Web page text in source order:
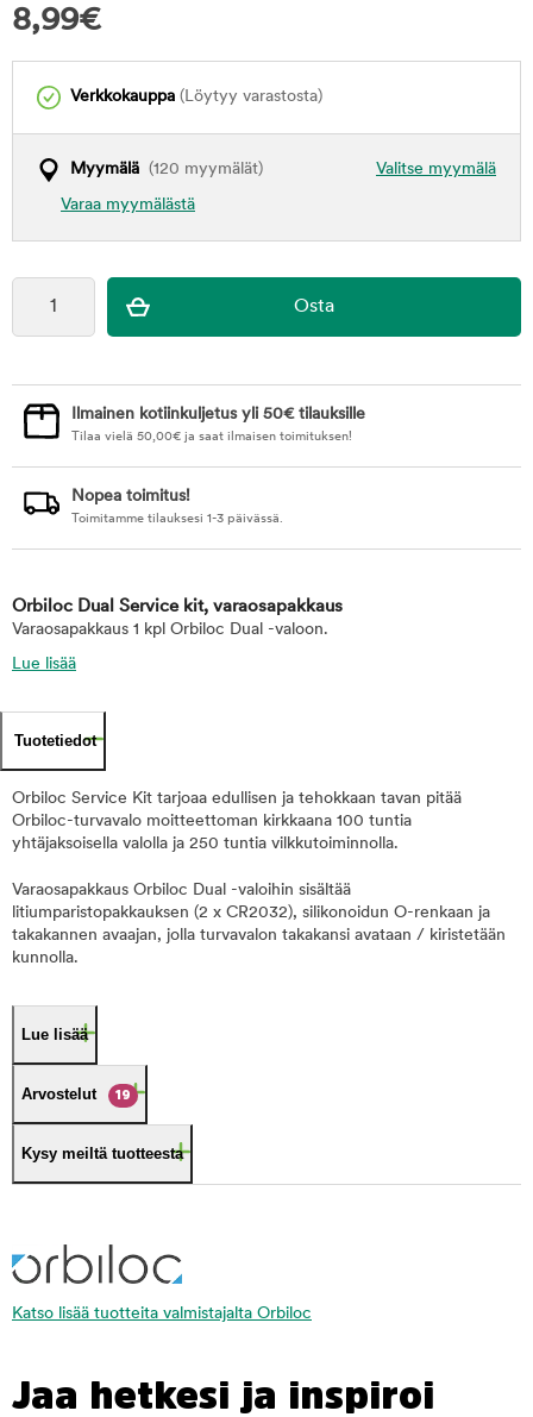
8,99€
Verkkokauppa (Löytyy varastosta)
Valitse myymälä
Myymälä (120 myymälät)
Varaa myymälästä
Ilmainen kotiinkuljetus yli 50€ tilauksille
Tilaa vielä 50,00€ ja saat ilmaisen toimituksen!
Nopea toimitus!
Toimitamme tilauksesi 1-3 päivässä.
Orbiloc Dual Service kit, varaosapakkaus
Varaosapakkaus 1 kpl Orbiloc Dual -valoon.
Lue lisää
Tuotetiedot
Orbiloc Service Kit tarjoaa edullisen ja tehokkaan tavan pitää
Orbiloc-turvavalo moitteettoman kirkkaana 100 tuntia
yhtäjaksoisella valolla ja 250 tuntia vilkkutoiminnolla.
Varaosapakkaus Orbiloc Dual -valoihin sisältää
litiumparistopakkauksen (2 x CR2032), silikonoidun O-renkaan ja
takakannen avaajan, jolla turvavalon takakansi avataan / kiristetään
kunnolla.
Lue lisää
Arvostelut 19
Kysy meiltä tuotteesta
Katso lisää tuotteita valmistajalta Orbiloc
Jaa hetkesi ja inspiroi